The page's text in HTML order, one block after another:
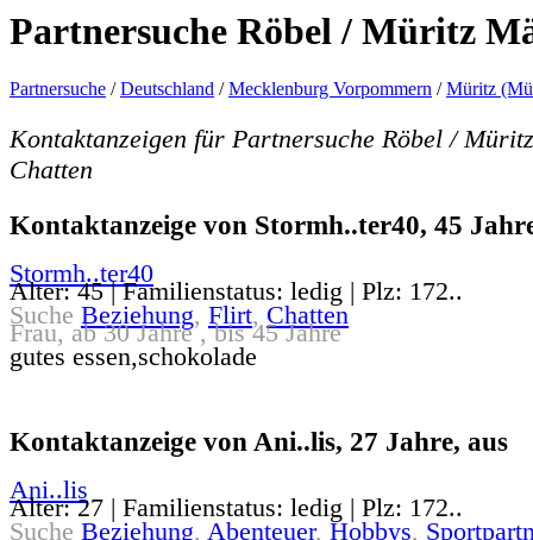
Partnersuche Röbel / Müritz
Partnersuche /Deutschland /Mecklenburg Vorpommern /Müritz
Kontaktanzeigen für Partnersuche Röbel /
Chatten
Kontaktanzeige von Stormh..ter40, 45
Stormh..ter40
Alter: 45 | Familienstatus: ledig | Plz: 172..
Suche Beziehung, Flirt, Chatten
Frau, ab 30 Jahre , bis 45 Jahre
gutes essen,schokolade
Kontaktanzeige von Ani..lis, 27 Jahre, aus
Ani..lis
Alter: 27 | Familienstatus: ledig | Plz: 172..
Suche Beziehung, Abenteuer, Hobbys,